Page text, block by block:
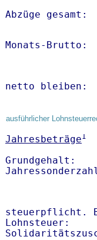
Abzüge
netto
ausführlicher
Jahresbeträge1
Grundgehalt:
steuerpflicht.
Lohnsteuer: